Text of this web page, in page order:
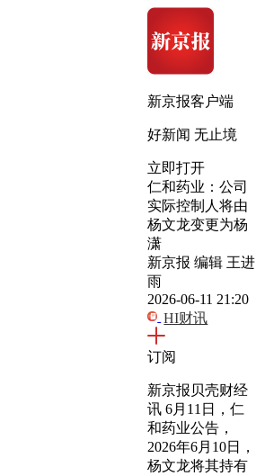
新京报客户端
好新闻 无止境
立即打开
仁和药业：公司
实际控制人将由
杨文龙变更为杨
潇
新京报 编辑 王进
雨
2026-06-11 21:20
HI财讯
订阅
新京报贝壳财经
讯 6月11日，仁
和药业公告，
2026年6月10日，
杨文龙将其持有